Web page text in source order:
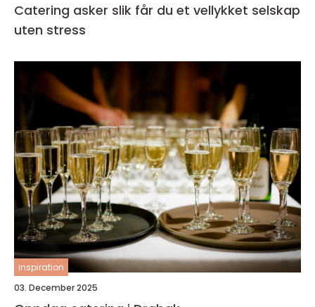
Catering asker slik får du et vellykket selskap
uten stress
inspiration
03. December 2025